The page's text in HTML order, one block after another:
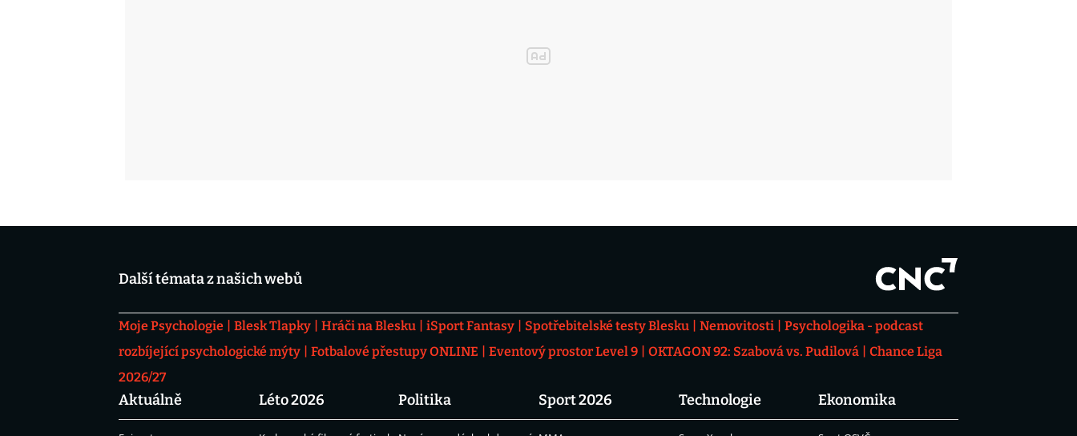
Další témata z našich webů
Moje Psychologie Blesk Tlapky Hráči na Blesku iSport Fantasy Spotřebitelské testy Blesku Nemovitosti
Psychologika - podcast
rozbíjející psychologické mýty
Fotbalové přestupy ONLINE Eventový prostor Level 9 OKTAGON 92: Szabová vs. Pudilová
Chance Liga
2026/27
Aktuálně Léto 2026 Politika Sport 2026 Technologie Ekonomika